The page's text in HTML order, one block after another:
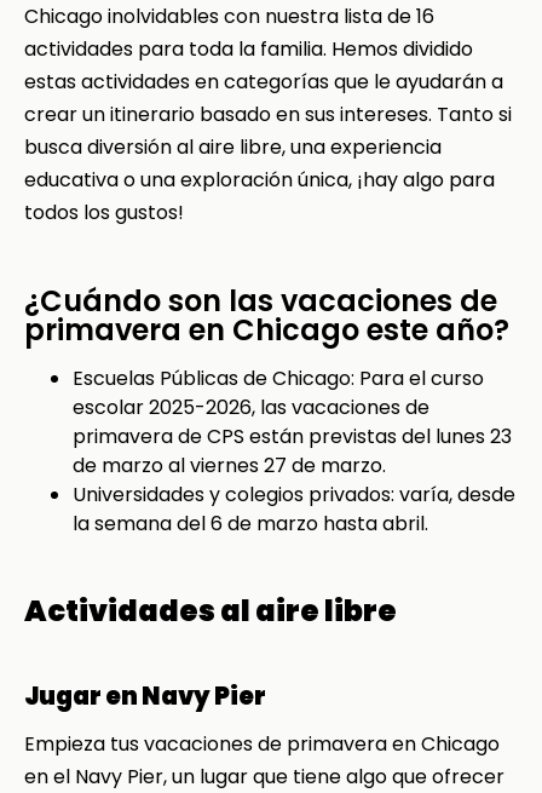
Chicago inolvidables con nuestra lista de 16
actividades para toda la familia. Hemos dividido
estas actividades en categorías que le ayudarán a
crear un itinerario basado en sus intereses. Tanto si
busca diversión al aire libre, una experiencia
educativa o una exploración única, ¡hay algo para
todos los gustos!
¿Cuándo son las vacaciones de
primavera en Chicago este año?
Escuelas Públicas de Chicago: Para el curso
escolar 2025-2026, las vacaciones de
primavera de CPS están previstas del lunes 23
de marzo al viernes 27 de marzo.
Universidades y colegios privados: varía, desde
la semana del 6 de marzo hasta abril.
Actividades al aire libre
Jugar en Navy Pier
Empieza tus vacaciones de primavera en Chicago
en el Navy Pier, un lugar que tiene algo que ofrecer